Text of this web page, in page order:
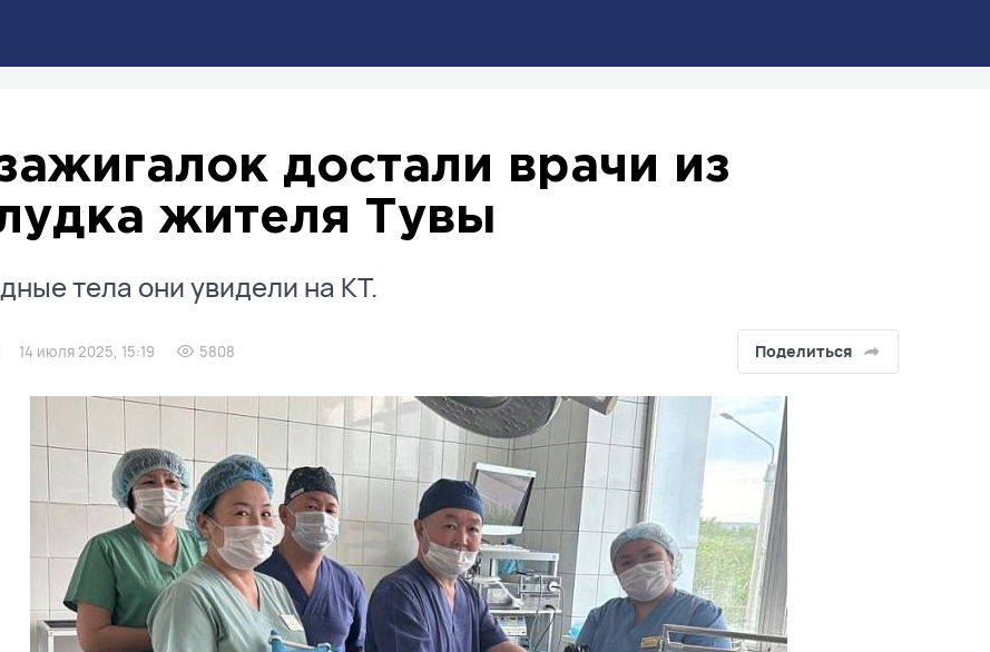
достали врачи из
жителя Тувы
тела они увидели на КТ.
14 июля 2025, 15:19 5808 Поделиться